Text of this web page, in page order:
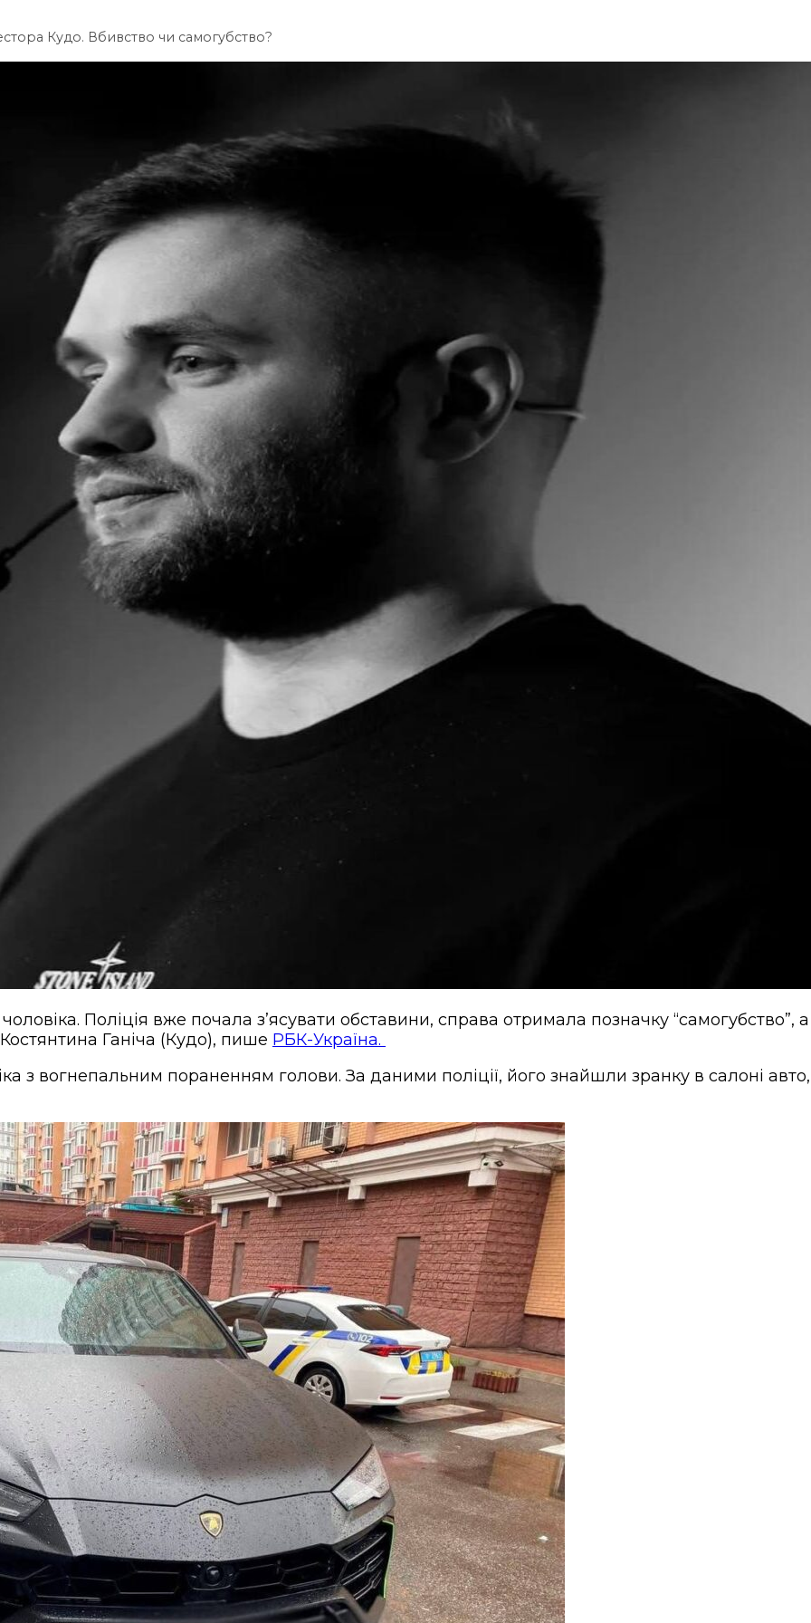
Кудо. Вбивство чи самогубство?
Поліція вже почала з’ясувати обставини, справа отримала позначку “самогубство”, а
Ганіча (Кудо), пише РБК-Україна.
з вогнепальним пораненням голови. За даними поліції, його знайшли зранку в салоні авто,